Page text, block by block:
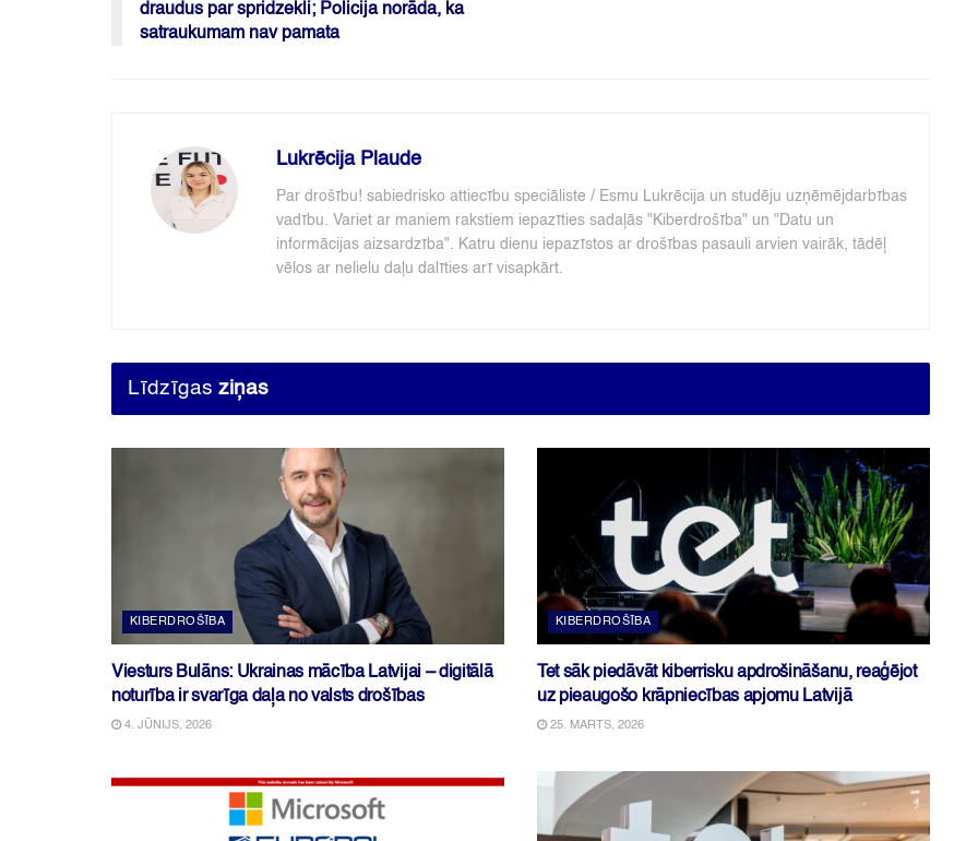
draudus par spridzekli; Policija norāda, ka
satraukumam nav pamata
Lukrēcija Plaude
Par drošību! sabiedrisko attiecību speciāliste / Esmu Lukrēcija un studēju uzņēmējdarbības
vadību. Variet ar maniem rakstiem iepazīties sadaļās "Kiberdrošība" un "Datu un
informācijas aizsardzība". Katru dienu iepazīstos ar drošības pasauli arvien vairāk, tādēļ
vēlos ar nelielu daļu dalīties arī visapkārt.
Līdzīgas ziņas
KIBERDROŠĪBA
Viesturs Bulāns: Ukrainas mācība Latvijai – digitālā
noturība ir svarīga daļa no valsts drošības
4. JŪNIJS, 2026
KIBERDROŠĪBA
Tet sāk piedāvāt kiberrisku apdrošināšanu, reaģējot
uz pieaugošo krāpniecības apjomu Latvijā
25. MARTS, 2026